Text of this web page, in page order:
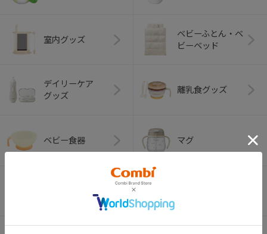
室内グッズ
ベビーふとん・ベ
ビーベッド
デイリーケア
グッズ
離乳食グッズ
ベビー食器 マグ
ン・フォーク